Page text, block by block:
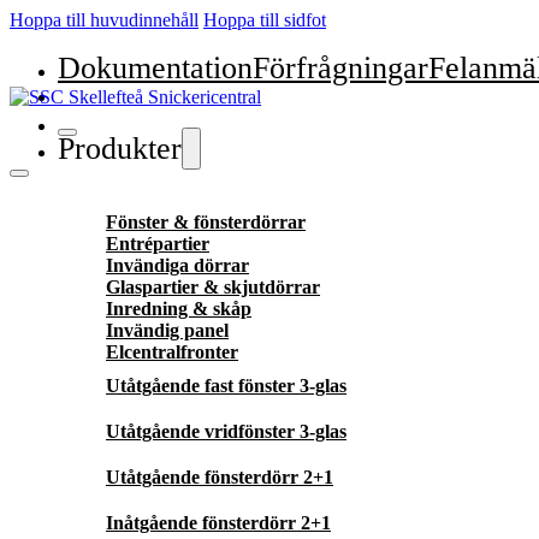
Hoppa till huvudinnehåll Hoppa till sidfot
DokumentationFörfrågningar
Produkter
Fönster & fönsterdörrar
Entrépartier
Invändiga dörrar
Glaspartier & skjutdörrar
Inredning & skåp
Invändig panel
Elcentralfronter
Utåtgående fast fönster 3-glas
Utåtgående vridfönster 3-glas
Utåtgående fönsterdörr 2+1
Inåtgående fönsterdörr 2+1